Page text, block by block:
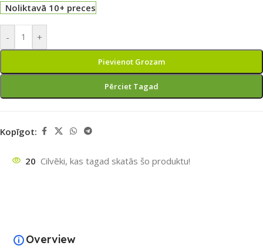
Noliktavā 10+ preces
- +
Pievienot Grozam
Pērciet Tagad
Kopīgot:
20 Cilvēki, kas tagad skatās šo produktu!
Overview